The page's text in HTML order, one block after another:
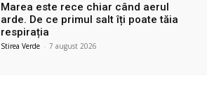
Marea este rece chiar când aerul
arde. De ce primul salt îți poate tăia
respirația
Stirea Verde - 7 august 2026